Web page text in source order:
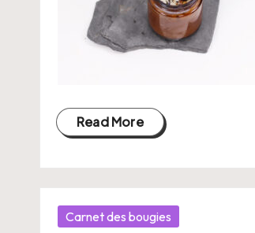
Read More
Posted
Carnet des bougies